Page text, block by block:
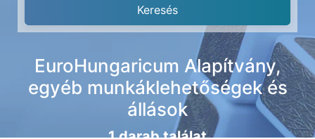
EuroHungaricum Alapítvány,
egyéb munkáklehetőségek és
állások